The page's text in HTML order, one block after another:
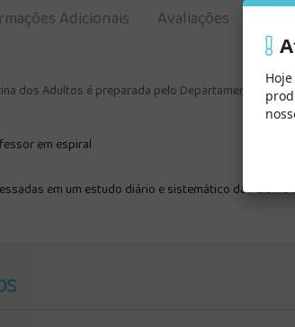
Adicionais Avaliações
dos Adultos é preparada pelo Departamento da
em espiral
em um estudo diário e sistemático da Palavra